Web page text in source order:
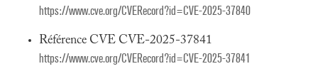
https://www.cve.org/CVERecord?id=CVE-2025-37840
Référence CVE CVE-2025-37841
https://www.cve.org/CVERecord?id=CVE-2025-37841